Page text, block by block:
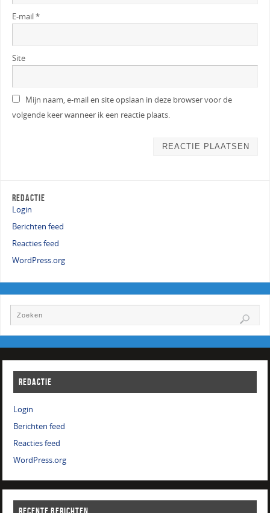
E-mail*
Site
Mijn naam, e-mail en site opslaan in deze browser voor de
volgende keer wanneer ik een reactie plaats.
REDACTIE
Login
Berichten feed
Reacties feed
WordPress.org
REDACTIE
Login
Berichten feed
Reacties feed
WordPress.org